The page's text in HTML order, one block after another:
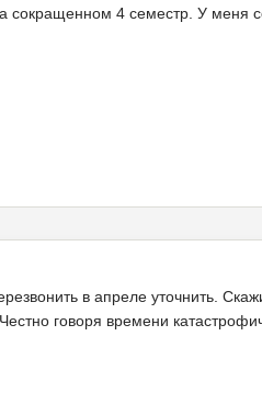
сокращенном 4 семестр. У меня
в апреле уточнить.
говоря времени